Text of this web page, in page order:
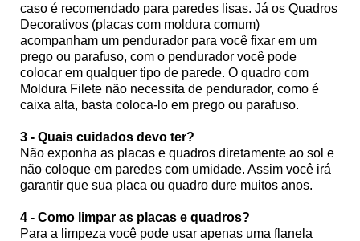
caso é recomendado para paredes lisas. Já os Quadros
Decorativos (placas com moldura comum)
acompanham um pendurador para você fixar em um
prego ou parafuso, com o pendurador você pode
colocar em qualquer tipo de parede. O quadro com
Moldura Filete não necessita de pendurador, como é
caixa alta, basta coloca-lo em prego ou parafuso.
3 - Quais cuidados devo ter?
Não exponha as placas e quadros diretamente ao sol e
não coloque em paredes com umidade. Assim você irá
garantir que sua placa ou quadro dure muitos anos.
4 - Como limpar as placas e quadros?
Para a limpeza você pode usar apenas uma flanela